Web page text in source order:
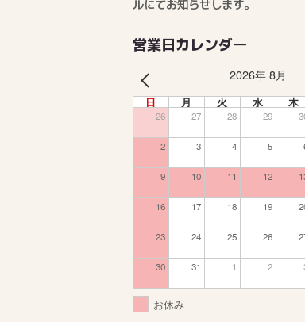
ルにてお知らせします。
営業日カレンダー
2026年 8月
日 月 火 水 木
26 27 28 29
2 3 4 5
9 10 11 12
16 17 18 19
23 24 25 26
30 31 1 2
お休み